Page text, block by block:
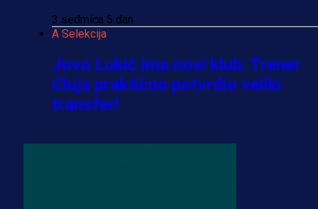
3 sedmica 5 dan
A Selekcija
Jovo Lukić ima novi klub: Trener
Cluja praktično potvrdio veliki
transfer!